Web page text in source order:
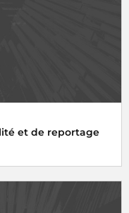
et de reportage